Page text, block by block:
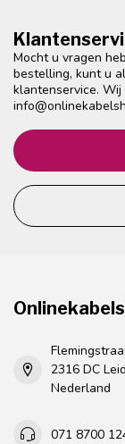
Mocht u vragen
bestelling, kunt u
klantenservice.
2316 DC
Nederland
071 8700